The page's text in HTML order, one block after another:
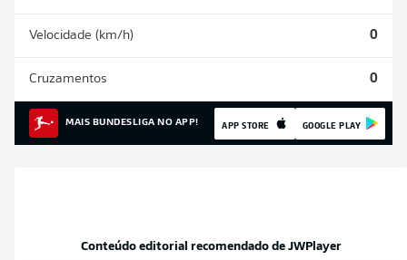
Velocidade (km/h) 0
Cruzamentos 0
MAIS BUNDESLIGA NO APP! APP STORE GOOGLE PLAY
Conteúdo editorial recomendado de JWPlayer